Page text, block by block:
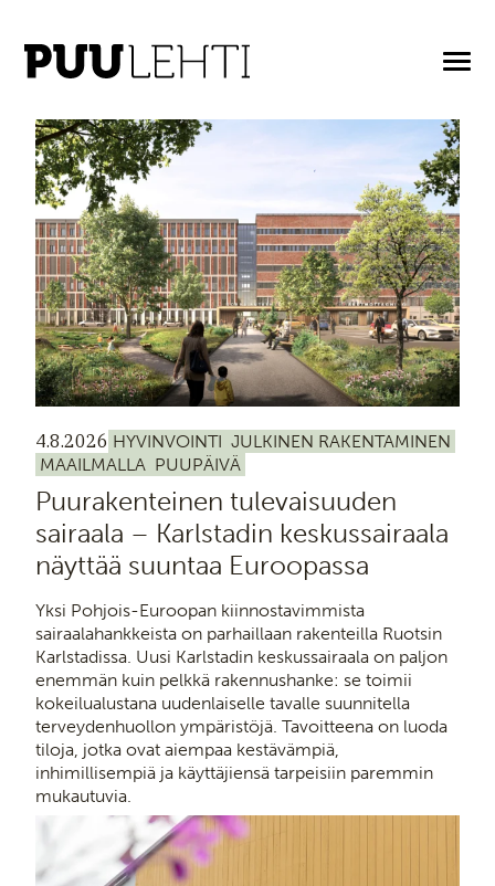
ARTIKKELIT AVAINASANALLA: JULKINEN
RAKENTAMINEN
4.8.2026 HYVINVOINTI JULKINEN RAKENTAMINEN
MAAILMALLA PUUPÄIVÄ
Puurakenteinen tulevaisuuden
sairaala – Karlstadin keskussairaala
näyttää suuntaa Euroopassa
Yksi Pohjois-Euroopan kiinnostavimmista
sairaalahankkeista on parhaillaan rakenteilla Ruotsin
Karlstadissa. Uusi Karlstadin keskussairaala on paljon
enemmän kuin pelkkä rakennushanke: se toimii
kokeilualustana uudenlaiselle tavalle suunnitella
terveydenhuollon ympäristöjä. Tavoitteena on luoda
tiloja, jotka ovat aiempaa kestävämpiä,
inhimillisempiä ja käyttäjiensä tarpeisiin paremmin
mukautuvia.